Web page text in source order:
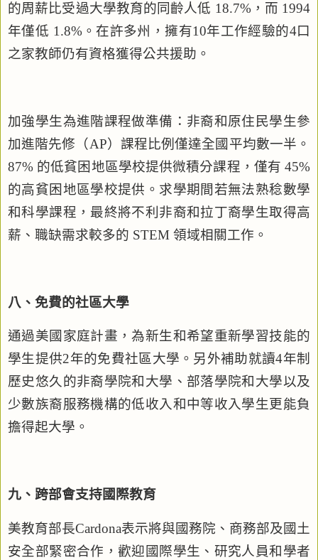
的周薪比受過大學教育的同齡人低 18.7%，而 1994
年僅低 1.8%。在許多州，擁有10年工作經驗的4口
之家教師仍有資格獲得公共援助。
加強學生為進階課程做準備：非裔和原住民學生參
加進階先修（AP）課程比例僅達全國平均數一半。
87% 的低貧困地區學校提供微積分課程，僅有45%
的高貧困地區學校提供。求學期間若無法熟稔數學
和科學課程，最終將不利非裔和拉丁裔學生取得高
薪、職缺需求較多的 STEM 領域相關工作。
八、免費的社區大學
通過美國家庭計畫，為新生和希望重新學習技能的
學生提供2年的免費社區大學。另外補助就讀4年制
歷史悠久的非裔學院和大學、部落學院和大學以及
少數族裔服務機構的低收入和中等收入學生更能負
擔得起大學。
九、跨部會支持國際教育
美教育部長Cardona表示將與國務院、商務部及國土
安全部緊密合作，歡迎國際學生、研究人員和學者